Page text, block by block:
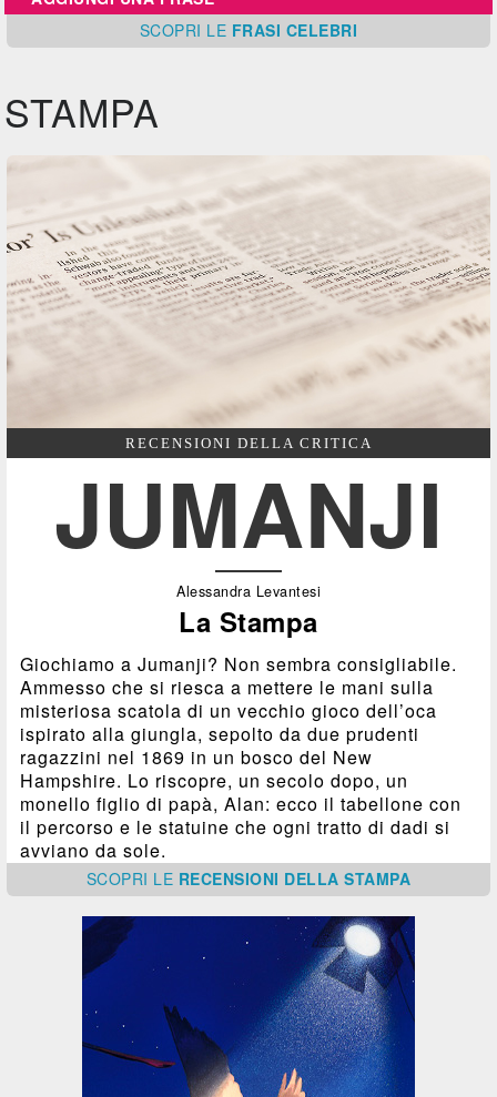
SCOPRI LE FRASI CELEBRI
STAMPA
RECENSIONI DELLA CRITICA
JUMANJI
Alessandra Levantesi
La Stampa
Giochiamo a Jumanji? Non sembra consigliabile.
Ammesso che si riesca a mettere le mani sulla
misteriosa scatola di un vecchio gioco dell’oca
ispirato alla giungla, sepolto da due prudenti
ragazzini nel 1869 in un bosco del New
Hampshire. Lo riscopre, un secolo dopo, un
monello figlio di papà, Alan: ecco il tabellone con
il percorso e le statuine che ogni tratto di dadi si
avviano da sole.
SCOPRI LE RECENSIONI DELLA STAMPA